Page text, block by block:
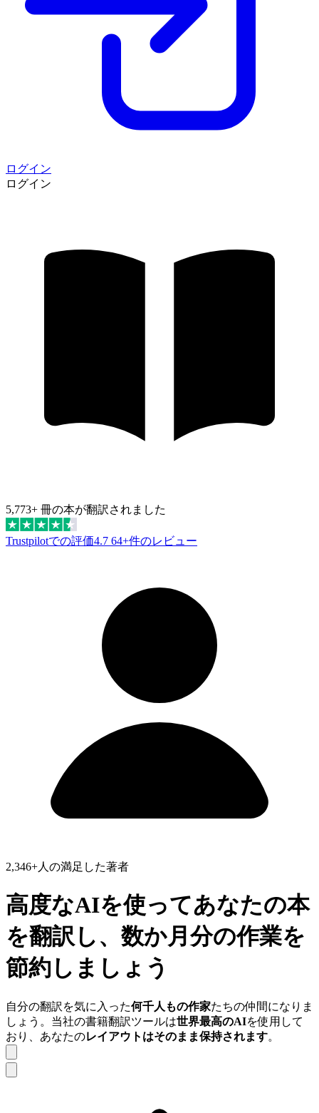
ログイン
ログイン
5,773+ 冊の本が翻訳されました
Trustpilotでの評価4.7 64+件のレビュー
2,346+人の満足した著者
高度なAIを使ってあなたの本
を翻訳し、 数か月分の作業を
節約しましょう
自分の翻訳を気に入った何千人もの作家たちの仲間になりま
しょう。当社の書籍翻訳ツールは世界最高のAIを使用して
おり、あなたのレイアウトはそのまま保持されます。